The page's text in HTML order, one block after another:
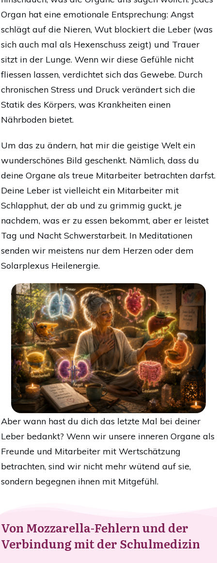
Organ hat eine emotionale Entsprechung: Angst
schlägt auf die Nieren, Wut blockiert die Leber (was
sich auch mal als Hexenschuss zeigt) und Trauer
sitzt in der Lunge. Wenn wir diese Gefühle nicht
fliessen lassen, verdichtet sich das Gewebe. Durch
chronischen Stress und Druck verändert sich die
Statik des Körpers, was Krankheiten einen
Nährboden bietet.
Um das zu ändern, hat mir die geistige Welt ein
wunderschönes Bild geschenkt. Nämlich, dass du
deine Organe als treue Mitarbeiter betrachten darfst.
Deine Leber ist vielleicht ein Mitarbeiter mit
Schlapphut, der ab und zu grimmig guckt, je
nachdem, was er zu essen bekommt, aber er leistet
Tag und Nacht Schwerstarbeit. In Meditationen
senden wir meistens nur dem Herzen oder dem
Solarplexus Heilenergie.
Aber wann hast du dich das letzte Mal bei deiner
Leber bedankt? Wenn wir unsere inneren Organe als
Freunde und Mitarbeiter mit Wertschätzung
betrachten, sind wir nicht mehr wütend auf sie,
sondern begegnen ihnen mit Mitgefühl.
Von Mozzarella-Fehlern und der
Verbindung mit der Schulmedizin